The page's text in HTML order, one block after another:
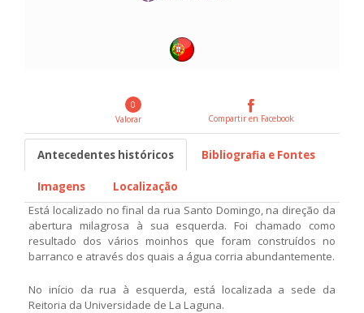
0
Valorar
Compartir en Facebook
Antecedentes históricos Bibliografia e Fontes
Imagens
Localização
Está localizado no final da rua Santo Domingo, na direção da
abertura milagrosa à sua esquerda. Foi chamado como
resultado dos vários moinhos que foram construídos no
barranco e através dos quais a água corria abundantemente.
No início da rua à esquerda, está localizada a sede da
Reitoria da Universidade de La Laguna.